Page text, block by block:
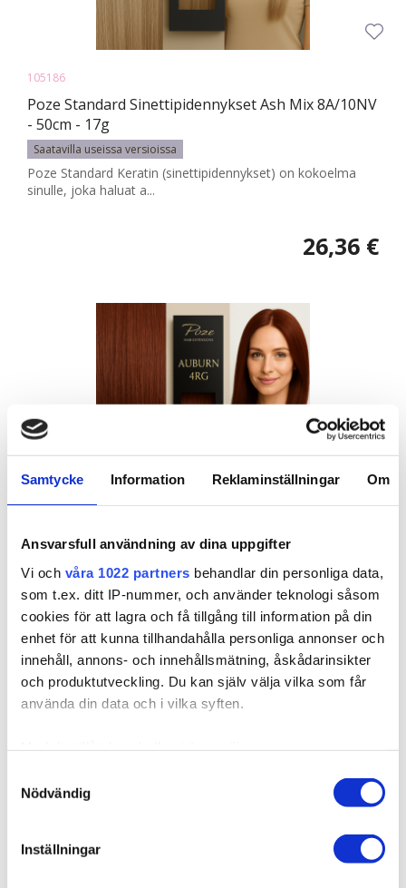
Samtycke Information Reklaminställningar Om
Ansvarsfull användning av dina uppgifter
Vi och våra 1022 partners behandlar din personliga data,
som t.ex. ditt IP-nummer, och använder teknologi såsom
cookies för att lagra och få tillgång till information på din
enhet för att kunna tillhandahålla personliga annonser och
innehåll, annons- och innehållsmätning, åskådarinsikter
och produktutveckling. Du kan själv välja vilka som får
använda din data och i vilka syften.
kan ha en noggrannhet på upp till flera meter
Ta reda på mer om hur dina personliga uppgifter
Nödvändig
Inställningar
105186
Poze Standard Sinettipidennykset Ash Mix 8A/10NV
- 50cm - 17g
Saatavilla useissa versioissa
Poze Standard Keratin (sinettipidennykset) on kokoelma
sinulle, joka haluat a...
26,36 €
105133
Poze Standard Sinettipidennykset Auburn 4RG -
50cm - 17g
Saatavilla useissa versioissa
Poze Standard Keratin (sinettipidennykset) on kokoelma
sinulle, joka haluat a...